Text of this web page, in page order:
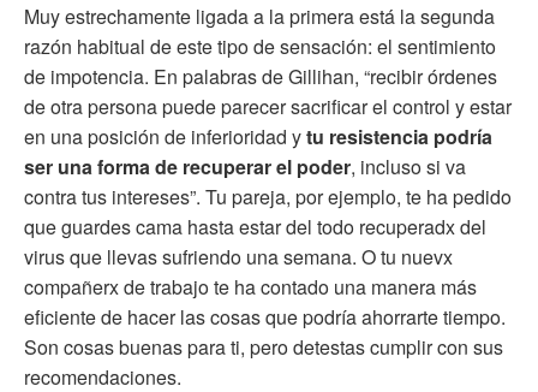
Muy estrechamente ligada a la primera está la segunda
razón habitual de este tipo de sensación: el sentimiento
de impotencia. En palabras de Gillihan, “recibir órdenes
de otra persona puede parecer sacrificar el control y estar
en una posición de inferioridad ytu resistencia podría
ser una forma de recuperar el poder, incluso si va
contra tus intereses”. Tu pareja, por ejemplo, te ha pedido
que guardes cama hasta estar del todo recuperadx del
virus que llevas sufriendo una semana. O tu nuevx
compañerx de trabajo te ha contado una manera más
eficiente de hacer las cosas que podría ahorrarte tiempo.
Son cosas buenas para ti, pero detestas cumplir con sus
recomendaciones.